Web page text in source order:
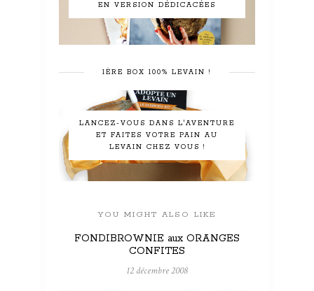
EN VERSION DÉDICACÉES
1ÈRE BOX 100% LEVAIN !
LANCEZ-VOUS DANS L'AVENTURE
ET FAITES VOTRE PAIN AU
LEVAIN CHEZ VOUS !
YOU MIGHT ALSO LIKE
FONDIBROWNIE aux ORANGES
CONFITES
12 décembre 2008